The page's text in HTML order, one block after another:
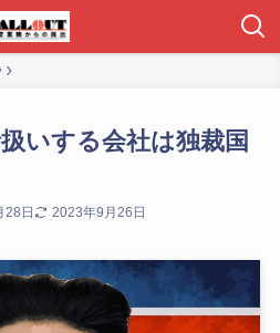
いする会社は独裁国
28日 2023年9月26日